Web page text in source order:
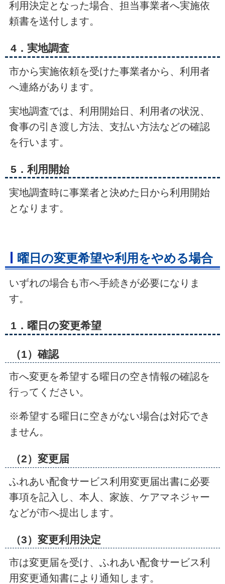
利用決定となった場合、担当事業者へ実施依
頼書を送付します。
4．実地調査
市から実施依頼を受けた事業者から、利用者
へ連絡があります。
実地調査では、利用開始日、利用者の状況、
食事の引き渡し方法、支払い方法などの確認
を行います。
5．利用開始
実地調査時に事業者と決めた日から利用開始
となります。
曜日の変更希望や利用をやめる場合
いずれの場合も市へ手続きが必要になりま
す。
1．曜日の変更希望
（1）確認
市へ変更を希望する曜日の空き情報の確認を
行ってください。
※希望する曜日に空きがない場合は対応でき
ません。
（2）変更届
ふれあい配食サービス利用変更届出書に必要
事項を記入し、本人、家族、ケアマネジャー
などが市へ提出します。
（3）変更利用決定
市は変更届を受け、ふれあい配食サービス利
用変更通知書により通知します。